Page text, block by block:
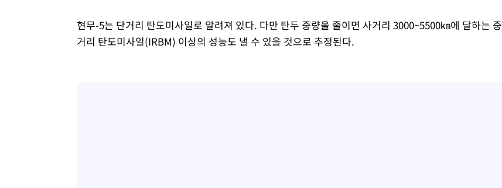
현무-5는 단거리 탄도미사일로 알려져 있다. 다만 탄두 중량을 줄이면 사거리 3000~5500㎞에 달하는 중
거리 탄도미사일(IRBM) 이상의 성능도 낼 수 있을 것으로 추정된다.